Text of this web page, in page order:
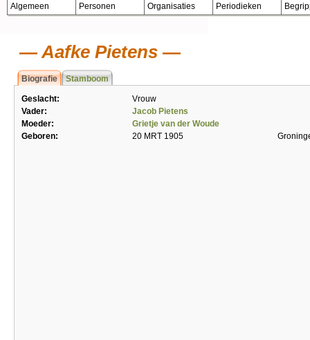
Algemeen Personen Organisaties Periodieken
Aafke Pietens
Biografie Stamboom
Geslacht:
Vrouw
Vader:
Jacob Pietens
Moeder:
Grietje van der Woude
Geboren:
20 MRT 1905